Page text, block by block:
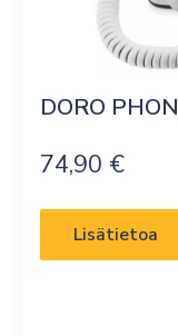
DORO
74,90 €
Lisätietoa